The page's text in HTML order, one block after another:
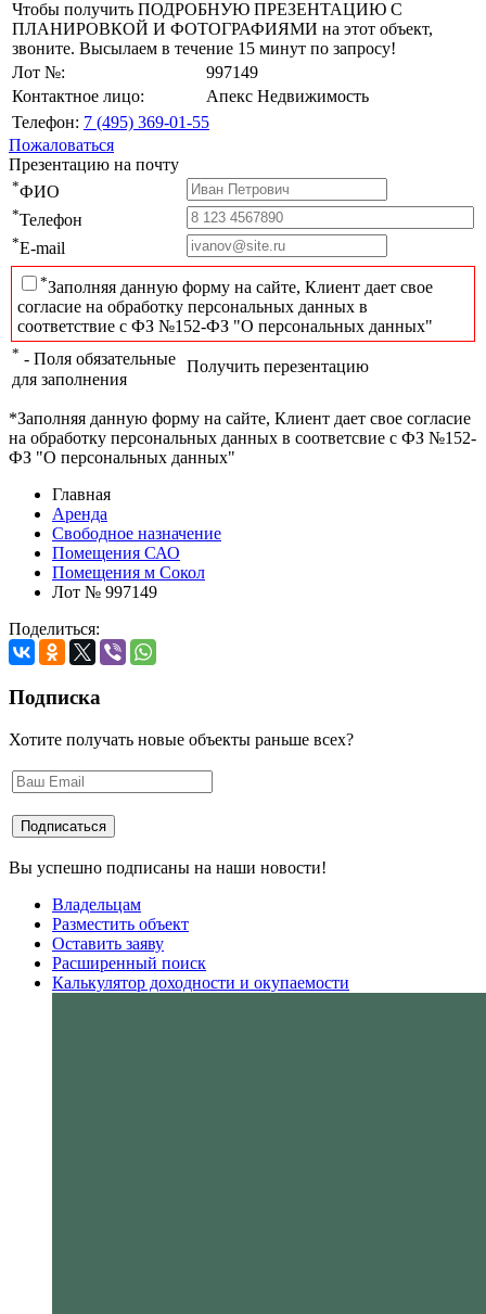
Чтобы получить ПОДРОБНУЮ ПРЕЗЕНТАЦИЮ С
ПЛАНИРОВКОЙ И ФОТОГРАФИЯМИ на этот объект,
звоните. Высылаем в течение 15 минут по запросу!
Лот №:
997149
Контактное лицо:
Апекс Недвижимость
Телефон: 7 (495) 369-01-55
Пожаловаться
Презентацию на почту
*ФИО
*Телефон
*E-mail
*Заполняя данную форму на сайте, Клиент дает свое
согласие на обработку персональных данных в
соответствие с ФЗ №152-ФЗ "О персональных данных"
* - Поля обязательные
для заполнения
Получить перезентацию
*Заполняя данную форму на сайте, Клиент дает свое согласие
на обработку персональных данных в соответсвие с ФЗ №152-
ФЗ "О персональных данных"
Главная
Аренда
Свободное назначение
Помещения САО
Помещения м Сокол
Лот № 997149
Поделиться:
Подписка
Хотите получать новые объекты раньше всех?
Вы успешно подписаны на наши новости!
Владельцам
Разместить объект
Оставить заяву
Расширенный поиск
Калькулятор доходности и окупаемости